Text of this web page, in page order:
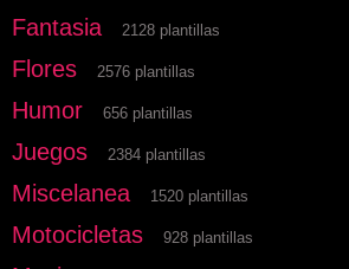
Fantasia 2128 plantillas
Flores 2576 plantillas
Humor 656 plantillas
Juegos 2384 plantillas
Miscelanea 1520 plantillas
Motocicletas 928 plantillas